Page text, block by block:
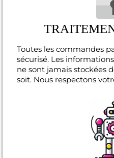
Toutes les commandes
sécurisé. Les
ne sont jamais stockées
soit. Nous respectons